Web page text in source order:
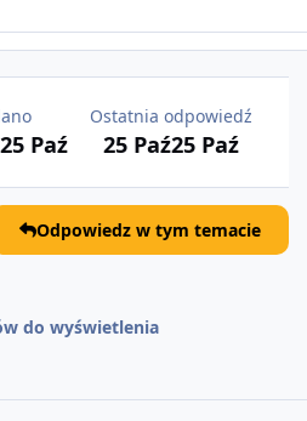
25 Paź
Ostatnia odpowiedź
25 Paź25 Paź
Odpowiedz w tym temacie
do wyświetlenia